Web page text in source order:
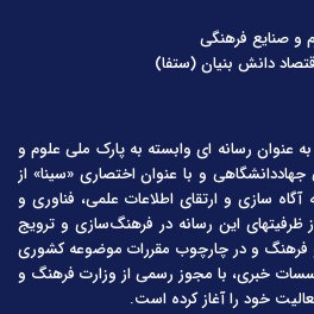
و صنایع فرهنگی
دانش بنیان (ستفا)
عنوان رسانه ای وابسته به پارک ملی علوم و
و با عنوان اختصاری «سینا» از
کمک به آگاه سازی و ارتقای اطلاعات علمی، فناوری و
ظرفیتهای این رسانه در فرهنگ‌سازی و ترویج
فرهنگ و در چارچوب مقررات موضوعه کشوری
خبری، با مجوز رسمی از وزارت فرهنگ و